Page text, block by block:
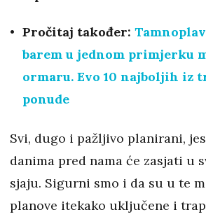
Pročitaj također:
barem u jednom primjerku
ormaru. Evo 10 najboljih iz
ponude
Svi, dugo i pažljivo planirani,
danima pred nama će zasjati u
sjaju. Sigurni smo i da su u te
planove itekako uključene i